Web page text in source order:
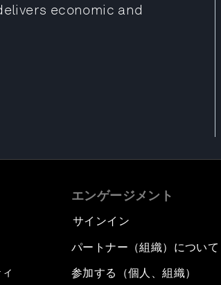
economic and
エンゲージメント
サインイン
パートナー（組織）について
参加する（個人、組織）